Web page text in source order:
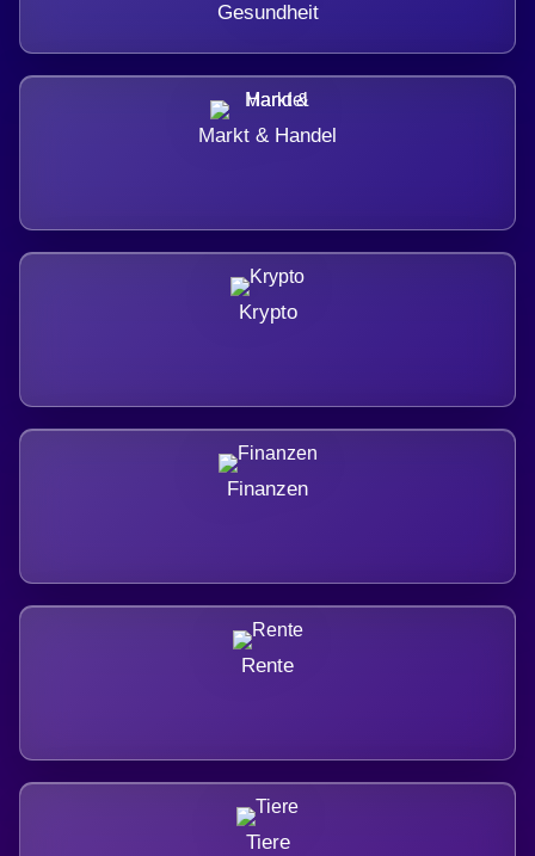
Gesundheit
Markt & Handel
Krypto
Finanzen
Rente
Tiere